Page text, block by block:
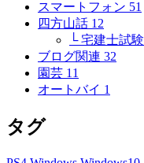
スマートフォン 51
四方山話 12
└ 宅建士試験
ブログ関連 32
園芸 11
オートバイ 1
タグ